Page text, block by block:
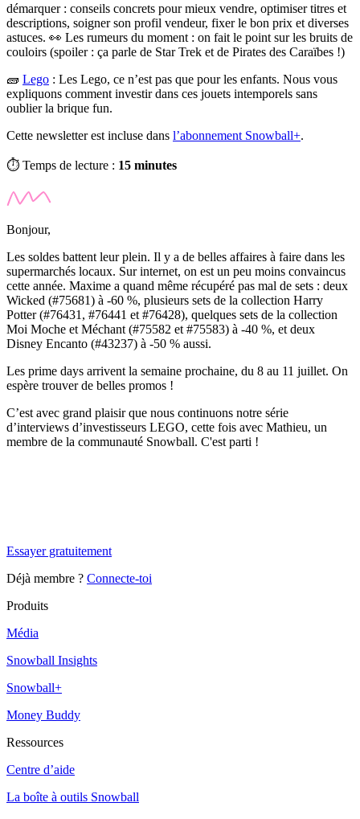
démarquer : conseils concrets pour mieux vendre, optimiser titres et
descriptions, soigner son profil vendeur, fixer le bon prix et diverses
astuces. 👀 Les rumeurs du moment : on fait le point sur les bruits de
couloirs (spoiler : ça parle de Star Trek et de Pirates des Caraïbes !)
🧱 Lego : Les Lego, ce n’est pas que pour les enfants. Nous vous
expliquons comment investir dans ces jouets intemporels sans
oublier la brique fun.
Cette newsletter est incluse dans l’abonnement Snowball+.
⏱️ Temps de lecture : 15 minutes
Bonjour,
Les soldes battent leur plein. Il y a de belles affaires à faire dans les
supermarchés locaux. Sur internet, on est un peu moins convaincus
cette année. Maxime a quand même récupéré pas mal de sets : deux
Wicked (#75681) à -60 %, plusieurs sets de la collection Harry
Potter(#76431, #76441 et #76428), quelques sets de la collection
Moi Moche et Méchant (#75582 et #75583) à -40 %, et deux
Disney Encanto (#43237) à -50 % aussi.
Les prime days arrivent la semaine prochaine, du 8 au 11 juillet. On
espère trouver de belles promos !
C’est avec grand plaisir que nous continuons notre série
d’interviews d’investisseurs LEGO, cette fois avec Mathieu, un
membre de la communauté Snowball. C'est parti !
Essayer gratuitement
Déjà membre ? Connecte-toi
Produits
Média
Snowball Insights
Snowball+
Money Buddy
Ressources
Centre d’aide
La boîte à outils Snowball